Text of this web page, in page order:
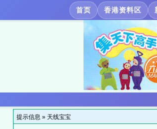
首页 香港资料区
提示信息 » 天线宝宝